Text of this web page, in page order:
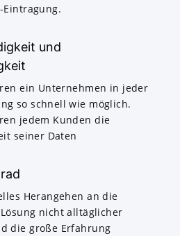
und
ein Unternehmen in jeder
so schnell wie möglich.
jedem Kunden die
seiner Daten
Herangehen an die
nicht alltäglicher
die große Erfahrung